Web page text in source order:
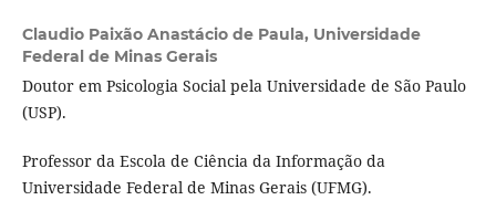
Claudio Paixão Anastácio de Paula, Universidade
Federal de Minas Gerais
Doutor em Psicologia Social pela Universidade de São Paulo
(USP).
Professor da Escola de Ciência da Informação da
Universidade Federal de Minas Gerais (UFMG).